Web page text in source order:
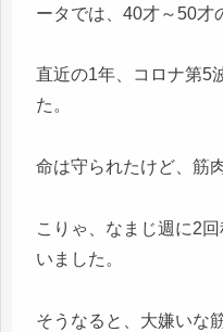
ータでは、40才～50才
直近の1年、コロナ第5
た。
命は守られたけど、筋
こりゃ、なまじ週に2
いました。
そうなると、大嫌いな